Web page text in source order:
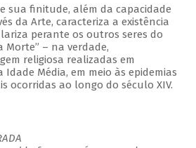
sua finitude, além da capacidade
da Arte, caracteriza a existência
perante os outros seres do
Morte” – na verdade,
religiosa realizadas em
Média, em meio às epidemias
ocorridas ao longo do século XIV.